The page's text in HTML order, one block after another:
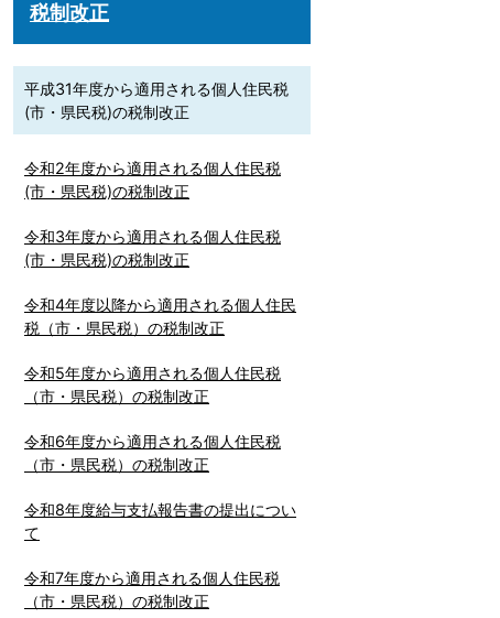
税制改正
平成31年度から適用される個人住民税
(市・県民税)の税制改正
令和2年度から適用される個人住民税
(市・県民税)の税制改正
令和3年度から適用される個人住民税
(市・県民税)の税制改正
令和4年度以降から適用される個人住民
税（市・県民税）の税制改正
令和5年度から適用される個人住民税
（市・県民税）の税制改正
令和6年度から適用される個人住民税
（市・県民税）の税制改正
令和8年度給与支払報告書の提出につい
て
令和7年度から適用される個人住民税
（市・県民税）の税制改正